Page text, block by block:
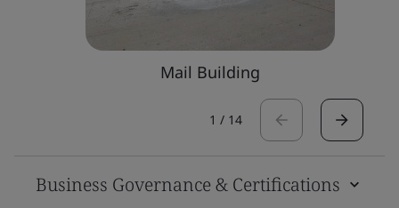
Mail Building
1 / 14
Business Governance & Certifications